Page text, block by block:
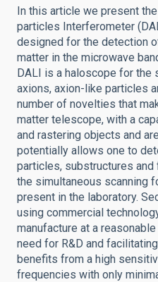
In this article we present
particles Interferometer
designed for the detection
matter in the microwave
DALI is a haloscope for the
axions, axion-like particles
number of novelties that
matter telescope, with a
and rastering objects and
potentially allows one to
particles, substructures
the simultaneous scanning
present in the laboratory.
using commercial
manufacture at a
need for R&D and
benefits from a high
frequencies with only